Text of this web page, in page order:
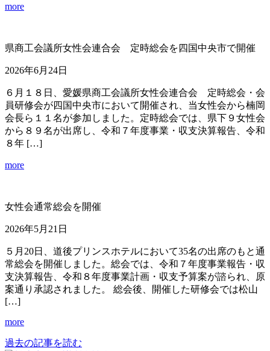
more
県商工会議所女性会連合会 定時総会を四国中央市で開催
2026年6月24日
６月１８日、愛媛県商工会議所女性会連合会 定時総会・会
員研修会が四国中央市において開催され、当女性会から楠岡
会長ら１１名が参加しました。定時総会では、県下９女性会
から８９名が出席し、令和７年度事業・収支決算報告、令和
８年 […]
more
女性会通常総会を開催
2026年5月21日
５月20日、道後プリンスホテルにおいて35名の出席のもと通
常総会を開催しました。総会では、令和７年度事業報告・収
支決算報告、令和８年度事業計画・収支予算案が諮られ、原
案通り承認されました。 総会後、開催した研修会では松山
[…]
more
過去の記事を読む